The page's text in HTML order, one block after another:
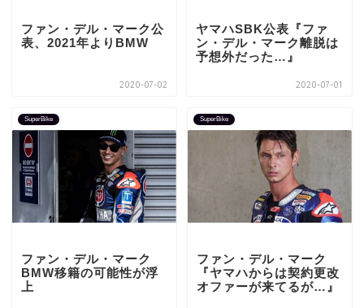
ファン・デル・マーク公
表、2021年よりBMW
2020-07-02
ヤマハSBK公表『ファ
ン・デル・マーク離脱は
予想外だった…』
2020-07-01
SuperBike
ファン・デル・マーク
BMW移籍の可能性が浮
上
SuperBike
ファン・デル・マーク
『ヤマハからは契約更改
オファーが来てるが…』